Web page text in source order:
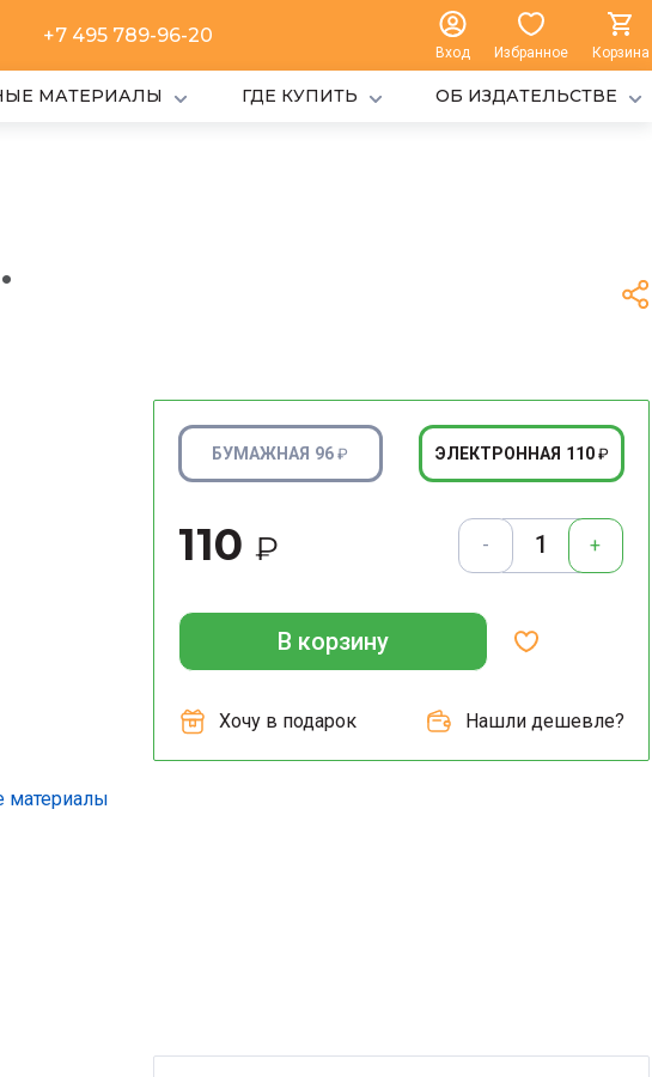
+7 495 789-96-20
Вход Избранное Корзина
МАТЕРИАЛЫ ГДЕ КУПИТЬ ОБ ИЗДАТЕЛЬСТВЕ
материалы
БУМАЖНАЯ 96₽ ЭЛЕКТРОННАЯ 110 ₽
110 ₽ - +
В корзину
Хочу в подарок Нашли дешевле?